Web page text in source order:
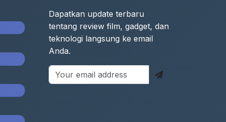
Dapatkan update terbaru
tentang review film, gadget, dan
teknologi langsung ke email
Anda.